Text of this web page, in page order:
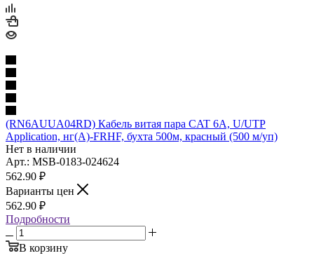
(RN6AUUA04RD) Кабель витая пара CAT 6A, U/UTP
Application, нг(А)-FRHF, бухта 500м, красный (500 м/уп)
Нет в наличии
Арт.: MSB-0183-024624
562.90 ₽
Варианты цен
562.90 ₽
Подробности
В корзину